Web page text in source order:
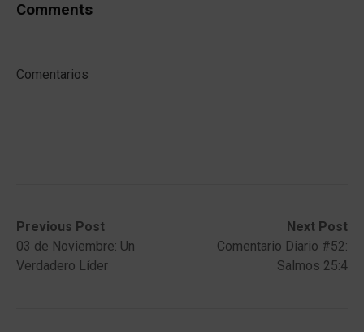
Comments
Comentarios
Post
navigation
Previous Post
Previous
post:03 de Noviembre: Un
Verdadero Líder
Next Post
Next
post:
Comentario Diario #52:
Salmos 25:4